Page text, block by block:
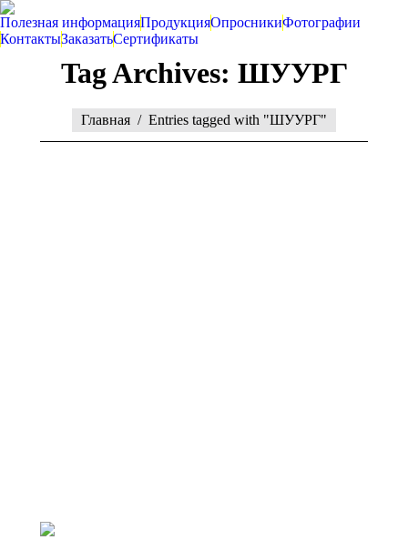
Полезная информацияПродукцияОпросникиФотографии
КонтактыЗаказатьСертификаты
Tag Archives: ШУУРГ
You are here:
Главная
Entries tagged with "ШУУРГ"